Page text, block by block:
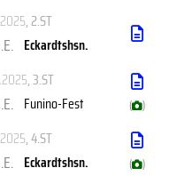
, 2.ST
Eckardtshsn.
, 3.ST
Funino-Fest ( )
, 4.ST
Eckardtshsn. ( )